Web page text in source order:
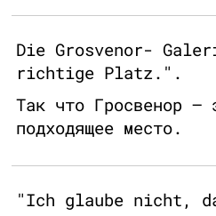
Die Grosvenor-
richtige Platz.".
Так что Гросвенор –
подходящее место.
"Ich glaube nicht,